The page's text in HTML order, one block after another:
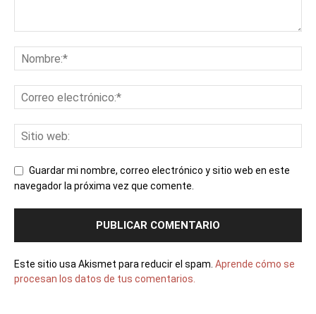
Guardar mi nombre, correo electrónico y sitio web en este
navegador la próxima vez que comente.
Este sitio usa Akismet para reducir el spam. Aprende cómo se
procesan los datos de tus comentarios.